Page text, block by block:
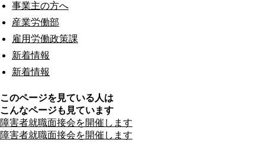
事業主の方へ
産業労働部
雇用労働政策課
新着情報
新着情報
このページを見ている人は
こんなページも見ています
障害者就職面接会を開催します
障害者就職面接会を開催します